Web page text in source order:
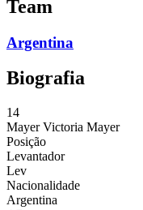
Team
Argentina
Biografia
14
Mayer Victoria Mayer
Posição
Levantador
Lev
Nacionalidade
Argentina